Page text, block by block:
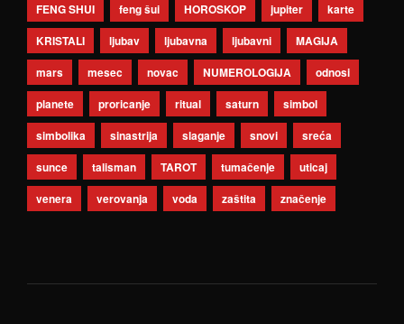
FENG SHUI
feng šui HOROSKOP jupiter
karte
KRISTALI
ljubav ljubavna ljubavni
MAGIJA
mars
mesec novac NUMEROLOGIJA
odnosi
planete
proricanje ritual saturn
simbol
simbolika
sinastrija slaganje snovi
sreća
sunce
talisman TAROT tumačenje
uticaj
venera
verovanja voda zaštita značenje